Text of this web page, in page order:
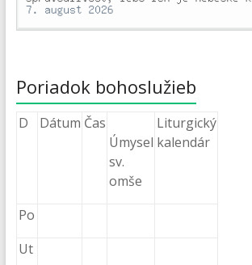
Poriadok bohoslužieb
D Dátum Čas
Úmysel
sv.
omše
Liturgický
kalendár
Po
Ut